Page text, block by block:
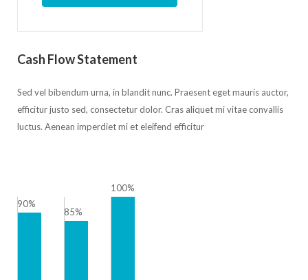
Cash Flow Statement
Sed vel bibendum urna, in blandit nunc. Praesent eget mauris auctor,
efficitur justo sed, consectetur dolor. Cras aliquet mi vitae convallis
luctus. Aenean imperdiet mi et eleifend efficitur
90%
85%
100%